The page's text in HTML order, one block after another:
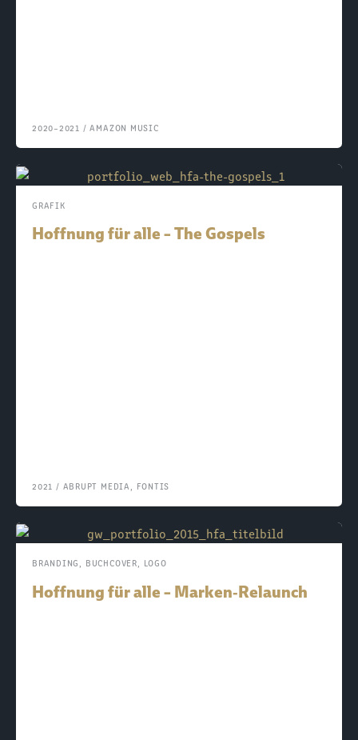
2020–2021 / AMAZON MUSIC
GRAFIK
Hoffnung für alle – The Gospels
2021 / ABRUPT MEDIA FONTIS
BRANDING, BUCHCOVER, LOGO
Hoffnung für alle – Marken‑Relaunch